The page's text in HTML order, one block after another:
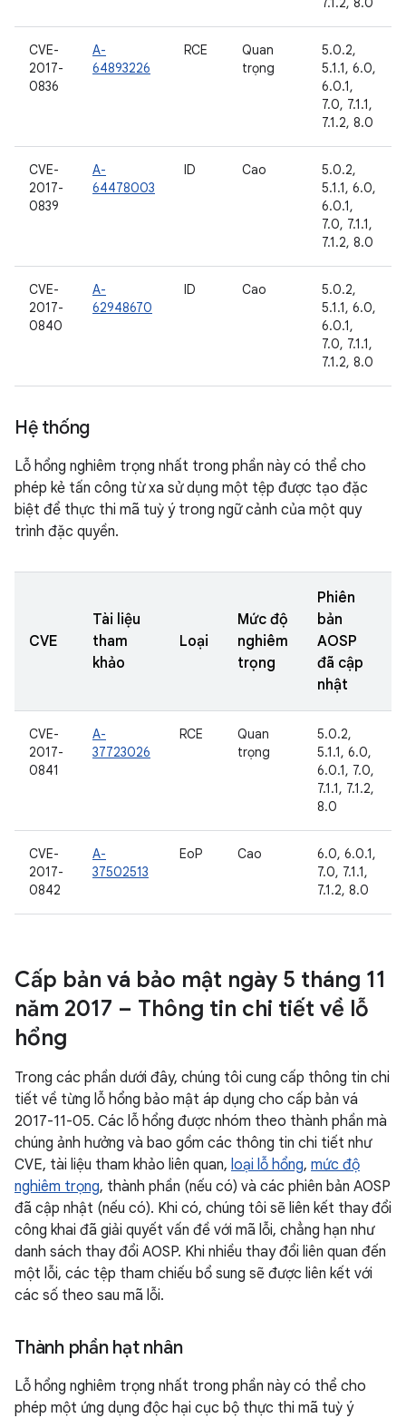
CVE-
2017-
0836
A-
64893226
RCE
Quan
trọng
5.0.2,
5.1.1, 6.0,
6.0.1,
7.0, 7.1.1,
7.1.2, 8.0
CVE-
2017-
0839
A-
64478003
ID Cao
5.0.2,
5.1.1, 6.0,
6.0.1,
7.0, 7.1.1,
7.1.2, 8.0
CVE-
2017-
0840
A-
62948670
ID Cao
5.0.2,
5.1.1, 6.0,
6.0.1,
7.0, 7.1.1,
7.1.2, 8.0
Hệ thống
Lỗ hổng nghiêm trọng nhất trong phần này có thể cho
phép kẻ tấn công từ xa sử dụng một tệp được tạo đặc
biệt để thực thi mã tuỳ ý trong ngữ cảnh của một quy
trình đặc quyền.
CVE
Tài liệu
tham
khảo
Loại
Mức độ
nghiêm
trọng
Phiên
bản
AOSP
đã cập
nhật
CVE-
2017-
0841
A-
37723026
RCE
Quan
trọng
5.0.2,
5.1.1, 6.0,
6.0.1, 7.0,
7.1.1, 7.1.2,
8.0
CVE-
2017-
0842
A-
37502513
EoP Cao
6.0, 6.0.1,
7.0, 7.1.1,
7.1.2, 8.0
Cấp bản vá bảo mật ngày 5 tháng 11
năm 2017 – Thông tin chi tiết về lỗ
hổng
Trong các phần dưới đây, chúng tôi cung cấp thông tin chi
tiết về từng lỗ hổng bảo mật áp dụng cho cấp bản vá
2017-11-05. Các lỗ hổng được nhóm theo thành phần mà
chúng ảnh hưởng và bao gồm các thông tin chi tiết như
CVE, tài liệu tham khảo liên quan, loại lỗ hổng, mức độ
nghiêm trọng, thành phần (nếu có) và các phiên bản AOSP
đã cập nhật (nếu có). Khi có, chúng tôi sẽ liên kết thay đổi
công khai đã giải quyết vấn đề với mã lỗi, chẳng hạn như
danh sách thay đổi AOSP. Khi nhiều thay đổi liên quan đến
một lỗi, các tệp tham chiếu bổ sung sẽ được liên kết với
các số theo sau mã lỗi.
Thành phần hạt nhân
Lỗ hổng nghiêm trọng nhất trong phần này có thể cho
phép một ứng dụng độc hại cục bộ thực thi mã tuỳ ý